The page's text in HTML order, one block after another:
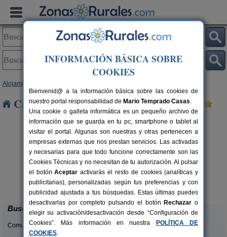
Alojamientos
Casas Rurales cerca de Robleda
4 pers.
desde30 €
Casa Rural El Barricuevo
Almeida de Sayago (Zamora)
Buscar
Comunidades:
INFORMACIÓN BÁSICA SOBRE
COOKIES
Bienvenid@ a la información básica sobre las cookies de
nuestro portal responsabilidad de Mario Temprado Casas.
Una cookie o galleta informática es un pequeño archivo de
información que se guarda en tu pc, smartphone o tablet al
visitar el portal. Algunas son nuestras y otras pertenecen a
empresas externas que nos prestan servicios. Las activadas
y necesarias para que todo funcione correctamente son las
Cookies Técnicas y no necesitan de tu autorización. Al pulsar
el botónAceptar activarás el resto de cookies (analíticas y
publicitarias), personalizadas según tus preferencias y con
publicidad ajustada a tus búsquedas. Estas últimas puedes
desactivarlas por completo pulsando el botón Rechazar o
elegir su activación/desactivación desde “Configuración de
Cookies”. Más información en nuestra
POLÍTICA DE
COOKIES.